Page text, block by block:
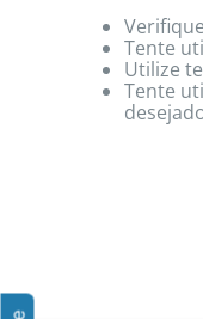
Tente
Utilize
Tente
Leite